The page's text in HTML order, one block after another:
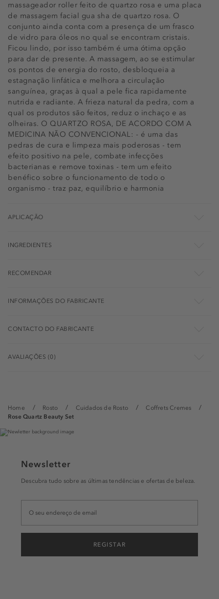
Home Rosto Cuidados de Rosto
Coffrets Cremes
Rose Quartz Beauty Set
massageador roller feito de quartzo rosa e uma placa
de massagem facial gua sha de quartzo rosa. O
conjunto ainda conta com a presença de um frasco
de vidro para óleos no qual se encontram cristais.
Ficou lindo, por isso também é uma ótima opção
para dar de presente. A massagem, ao se estimular
os pontos de energia do rosto, desbloqueia a
estagnação linfática e melhora a circulação
sanguínea, graças à qual a pele fica rapidamente
nutrida e radiante. A frieza natural da pedra, com a
qual os produtos são feitos, reduz o inchaço e as
olheiras. O QUARTZO ROSA, DE ACORDO COM A
MEDICINA NÃO CONVENCIONAL: - é uma das
pedras de cura e limpeza mais poderosas - tem
efeito positivo na pele, combate infecções
bacterianas e remove toxinas - tem um efeito
benéfico sobre o funcionamento de todo o
organismo - traz paz, equilíbrio e harmonia
APLICAÇÃO
INGREDIENTES
RECOMENDAR
INFORMAÇÕES DO FABRICANTE
CONTACTO DO FABRICANTE
AVALIAÇÕES (0)
Newsletter
Descubra tudo sobre as últimas tendências e ofertas de beleza.
REGISTAR